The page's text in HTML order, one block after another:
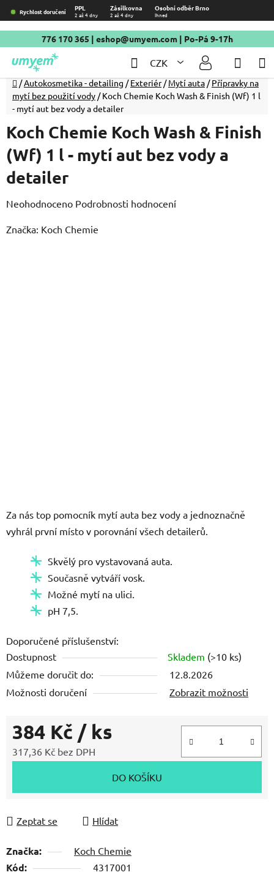
Přejít
na
obsah
Rychlost doručení PPL Zásilkovna Osobní odběr Brno
2 až 4 dny 2 až 4 dny Ihned
776 170 365 | eshop@umyem.com| Po-Pá 9-17h
CZK
Hledat
Domů
/Autokosmetika - detailing / Exteriér / Mytí auta / Přípravky na
mytí bez použití vody / Koch Chemie Koch Wash & Finish (Wf) 1 l
- mytí aut bez vody a detailer
Za nás top pomocník mytí auta bez vody a jednoznačně
vyhrál první místo v porovnání všech detailerů.
Skvělý pro vystavovaná auta.
Současně vytváří vosk.
Možné mytí na ulici.
pH 7,5.
Doporučené příslušenství:
Dostupnost
Skladem (>10 ks)
Můžeme doručit do:
12.8.2026
Možnosti doručení
Zobrazit možnosti
384 Kč / ks
317,36 Kč bez DPH
DO KOŠÍKU
Zeptat se Hlídat
Značka: Koch Chemie
Kód: 4317001
Koch Chemie Koch Wash & Finish
(Wf) 1 l - mytí aut bez vody a
detailer
Průměrné
produktu
Neohodnoceno Podrobnosti hodnocení
Značka: Koch Chemie